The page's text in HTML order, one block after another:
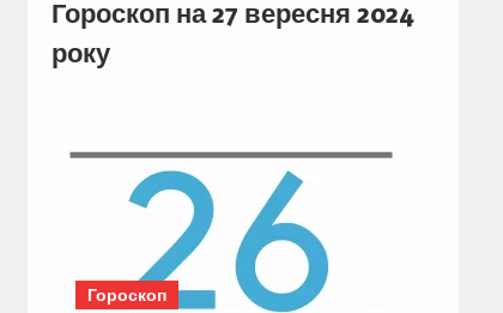
Гороскоп на 27 вересня 2024
року
Гороскоп